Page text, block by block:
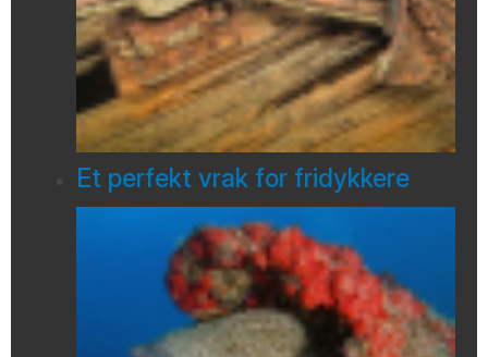
Et perfekt vrak for fridykkere